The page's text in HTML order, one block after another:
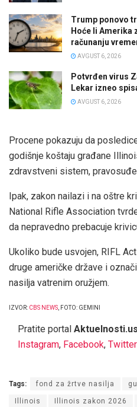
Trump ponovo
Hoće li Amerika
računanju
AVGUST 6, 2026
Potvrđen virus
Lekar izneo
AVGUST 6, 2026
Procene pokazuju da
godišnje koštaju građane
zdravstveni sistem,
Ipak, zakon nailazi i na oštre
National Rifle Association
da nepravedno prebacuje
Ukoliko bude usvojen, RIFL
druge američke države i
nasilja vatrenim oružjem.
IZVOR: CBS NEWS , FOTO: GEMINI
Pratite portal Aktuelnosti.us
Instagram, Facebook, Twitter
Tags: fond za žrtve nasilja
Illinois Illinois zakon 2026